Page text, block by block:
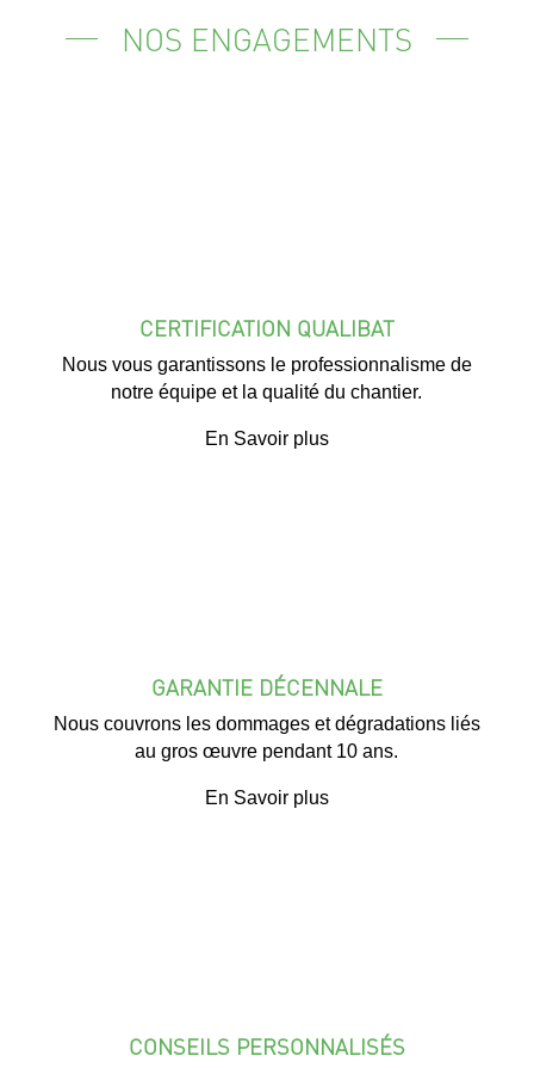
NOS ENGAGEMENTS
CERTIFICATION QUALIBAT
Nous vous garantissons le professionnalisme de
notre équipe et la qualité du chantier.
En Savoir plus
GARANTIE DÉCENNALE
Nous couvrons les dommages et dégradations liés
au gros œuvre pendant 10 ans.
En Savoir plus
CONSEILS PERSONNALISÉS